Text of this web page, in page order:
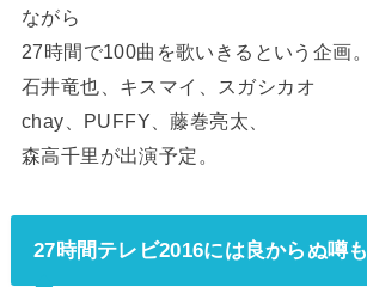
ながら
27時間で100曲を歌いきるという企画。
石井竜也、キスマイ、スガシカオ
chay、PUFFY、藤巻亮太、
森高千里が出演予定。
27時間テレビ2016には良からぬ噂も